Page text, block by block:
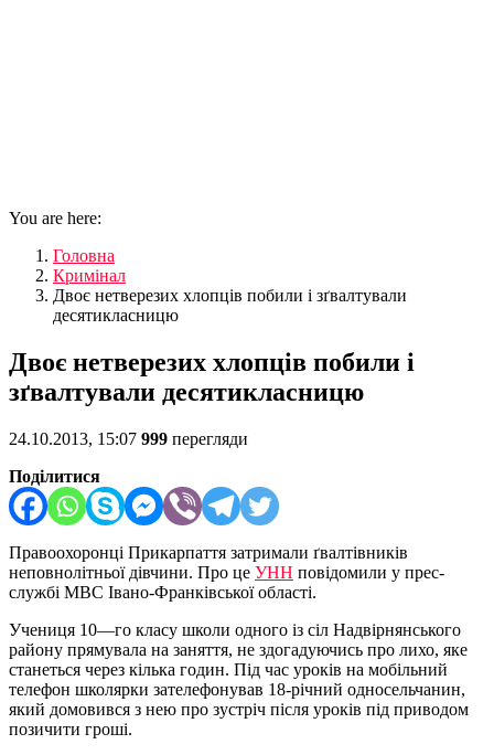
You are here:
Головна
Кримінал
Двоє нетверезих хлопців побили і зґвалтували
десятикласницю
Двоє нетверезих хлопців побили і
зґвалтували десятикласницю
24.10.2013, 15:07 999 перегляди
Поділитися
Правоохоронці Прикарпаття затримали ґвалтівників
неповнолітньої дівчини. Про це УНН повідомили у прес-
службі МВС Івано-Франківської області.
Учениця 10—го класу школи одного із сіл Надвірнянського
району прямувала на заняття, не здогадуючись про лихо, яке
станеться через кілька годин. Під час уроків на мобільний
телефон школярки зателефонував 18-річний односельчанин,
який домовився з нею про зустріч після уроків під приводом
позичити гроші.